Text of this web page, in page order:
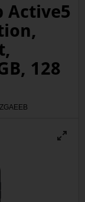
Active5
128